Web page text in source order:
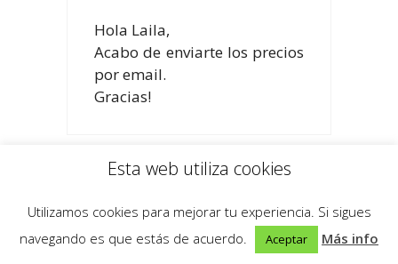
Hola Laila,
Acabo de enviarte los precios
por email.
Gracias!
09/08/2017 a las 17:26
Esta web utiliza cookies
Utilizamos cookies para mejorar tu experiencia. Si sigues
navegando es que estás de acuerdo.
Aceptar Más info